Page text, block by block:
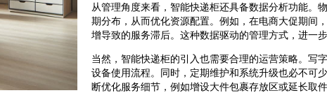
从管理角度来看，智能快递柜还具备数据分析功能。
期分布，从而优化资源配置。例如，在电商大促期间
增导致的服务滞后。这种数据驱动的管理方式，进一
当然，智能快递柜的引入也需要合理的运营策略。写
设备使用流程。同时，定期维护和系统升级也必不可
断优化服务细节，例如增设大件包裹存放区或延长取